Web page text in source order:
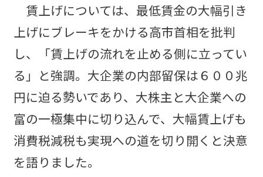
賃上げについては、最低賃金の大幅引き
上げにブレーキをかける高市首相を批判
し、「賃上げの流れを止める側に立ってい
る」と強調。大企業の内部留保は６００兆
円に迫る勢いであり、大株主と大企業への
富の一極集中に切り込んで、大幅賃上げも
消費税減税も実現への道を切り開くと決意
を語りました。